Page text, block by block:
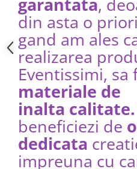
garantata,
din asta o
gand am ales
realizarea
Eventissimi,
materiale de
inalta calitate.
beneficiezi de
dedicata
impreuna cu